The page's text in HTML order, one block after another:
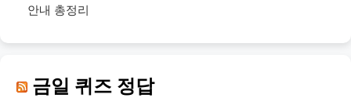
안내 총정리
금일 퀴즈 정답